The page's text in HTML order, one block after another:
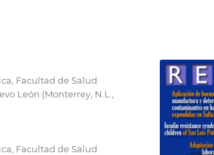
Facultad de Salud
León (Monterrey, N.L.,
Facultad de Salud